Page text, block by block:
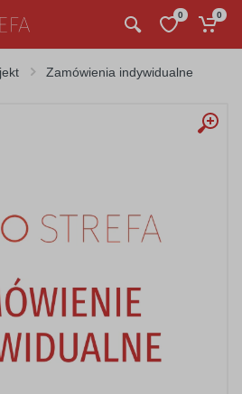
0 0
Zamówienia indywidualne